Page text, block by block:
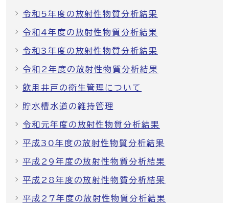
令和5年度の放射性物質分析結果
令和4年度の放射性物質分析結果
令和3年度の放射性物質分析結果
令和2年度の放射性物質分析結果
飲用井戸の衛生管理について
貯水槽水道の維持管理
令和元年度の放射性物質分析結果
平成30年度の放射性物質分析結果
平成29年度の放射性物質分析結果
平成28年度の放射性物質分析結果
平成27年度の放射性物質分析結果